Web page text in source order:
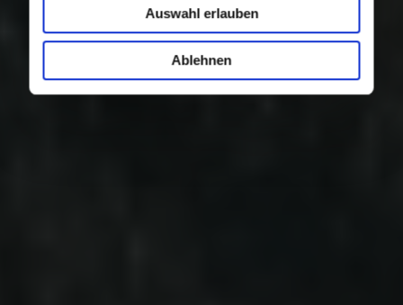
Auswahl erlauben
Ablehnen